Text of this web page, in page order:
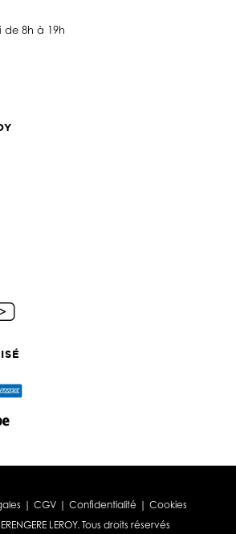
de 8h à 19h
| CGV | Confidentialité | Cookies
LEROY. Tous droits réservés